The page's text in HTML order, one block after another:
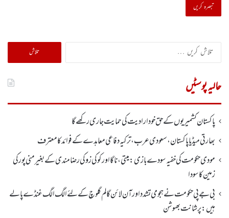
تلاش
کریں
حالیہ پوسٹیں
پاکستان کشمیریوں کے حق خودارادیت کی حمایت جاری رکھے گا
بھارتی میڈیا پاکستان، سعودی عرب، ترکیہ دفاعی معاہدے کے فوائد کا معترف
مودی حکومت کی خفیہ سودے بازی: میتی، ناگا اور کوکی زو کی رضامندی کے بغیر منی پور کی
زمین کا سودا
بی جے پی حکومت نے ہجومی تشدد اورآن لائن گالم گلوچ کے لئے الگ الگ غنڈے پالے
ہیں: پرشانت بھوشن